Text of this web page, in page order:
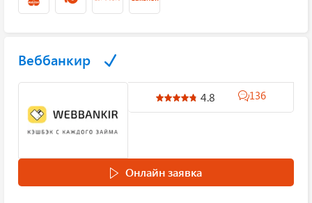
Веббанкир
4.8 136
Онлайн заявка